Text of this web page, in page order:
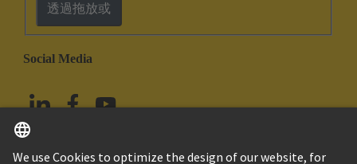
透過拖放或
Social Media